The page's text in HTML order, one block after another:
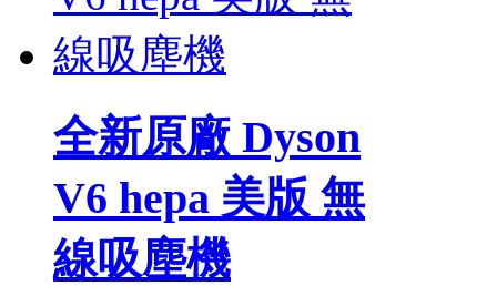
全新原廠 Dyson
V6 hepa 美版 無
線吸塵機